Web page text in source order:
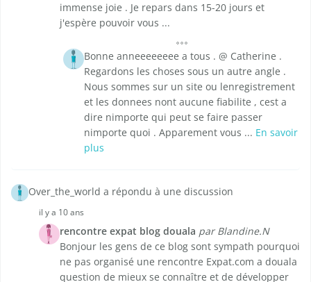
immense joie . Je repars dans 15-20 jours et
j'espère pouvoir vous ...
Bonne anneeeeeeee a tous . @ Catherine .
Regardons les choses sous un autre angle .
Nous sommes sur un site ou lenregistrement
et les donnees nont aucune fiabilite , cest a
dire nimporte qui peut se faire passer
nimporte quoi . Apparement vous ... En savoir
plus
Over_the_world a répondu à une discussion
il y a 10 ans
rencontre expat blog douala par Blandine.N
Bonjour les gens de ce blog sont sympath pourquoi
ne pas organisé une rencontre Expat.com a douala
question de mieux se connaître et de développer